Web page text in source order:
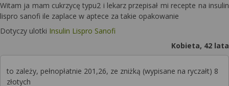
Witam ja mam cukrzycę typu2 i lekarz przepisał mi recepte na insulin
lispro sanofi ile zaplace w aptece za takie opakowanie
Dotyczy ulotki Insulin Lispro Sanofi
Kobieta, 42 lata
to zależy, pełnopłatnie 201,26, ze zniżką (wypisane na ryczałt) 8
złotych